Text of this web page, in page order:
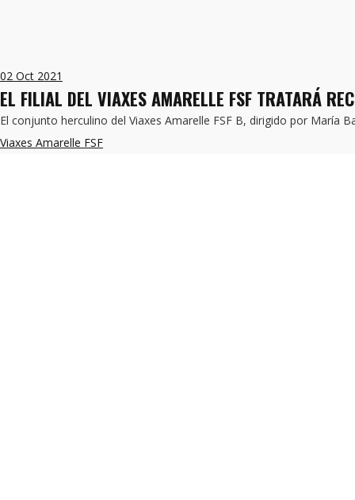
02 Oct 2021
EL FILIAL DEL VIAXES AMARELLE FSF TRATARÁ
El conjunto herculino del Viaxes Amarelle FSF B, dirigido por María
Viaxes Amarelle FSF